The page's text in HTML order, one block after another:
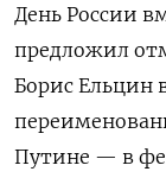
День России
предложил
Борис Ельцин
Путине — в